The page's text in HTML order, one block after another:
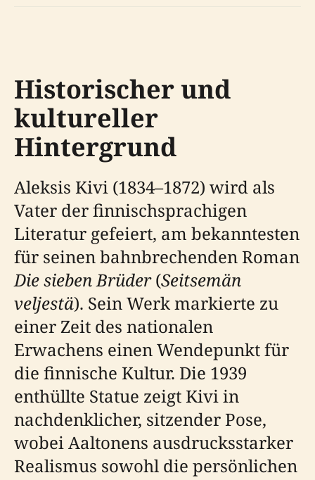
Historischer und
kultureller
Hintergrund
Aleksis Kivi (1834–1872) wird als
Vater der finnischsprachigen
Literatur gefeiert, am bekanntesten
für seinen bahnbrechenden Roman
Die sieben Brüder(Seitsemän
veljestä). Sein Werk markierte zu
einer Zeit des nationalen
Erwachens einen Wendepunkt für
die finnische Kultur. Die 1939
enthüllte Statue zeigt Kivi in
nachdenklicher, sitzender Pose,
wobei Aaltonens ausdrucksstarker
Realismus sowohl die persönlichen